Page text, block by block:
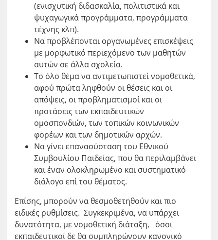
(ενισχυτική διδασκαλία, πολιτιστικά και
ψυχαγωγικά προγράμματα, προγράμματα
τέχνης κλπ).
Να προβλέπονται οργανωμένες επισκέψεις
με μορφωτικό περιεχόμενο των μαθητών
αυτών σε άλλα σχολεία.
Το όλο θέμα να αντιμετωπιστεί νομοθετικά,
αφού πρώτα ληφθούν οι θέσεις και οι
απόψεις, οι προβληματισμοί και οι
προτάσεις των εκπαιδευτικών
ομοσπονδιών, των τοπικών κοινωνικών
φορέων και των δημοτικών αρχών.
Να γίνει επανασύσταση του Εθνικού
Συμβουλίου Παιδείας, που θα περιλαμβάνει
και έναν ολοκληρωμένο και συστηματικό
διάλογο επί του θέματος.
Επίσης, μπορούν να θεσμοθετηθούν και πιο
ειδικές ρυθμίσεις. Συγκεκριμένα, να υπάρχει
δυνατότητα, με νομοθετική διάταξη, όσοι
εκπαιδευτικοί δε θα συμπληρώνουν κανονικό